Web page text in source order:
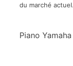
du marché actuel.
Piano